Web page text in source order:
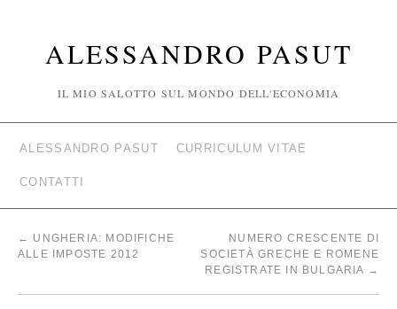
ALESSANDRO PASUT
IL MIO SALOTTO SUL MONDO DELL'ECONOMIA
ALESSANDRO PASUT CURRICULUM VITAE
CONTATTI
← UNGHERIA: MODIFICHE
ALLE IMPOSTE 2012
NUMERO CRESCENTE DI
SOCIETÀ GRECHE E ROMENE
REGISTRATE IN BULGARIA →